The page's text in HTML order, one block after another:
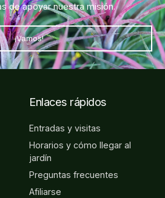
de apoyar nuestra misión.
¡Vamos!
Enlaces rápidos
Entradas y visitas
Horarios y cómo llegar al
jardín
Preguntas frecuentes
Afiliarse